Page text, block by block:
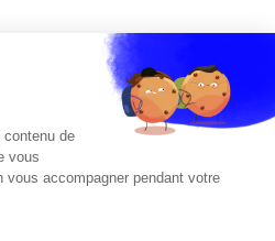
: Exercez vos droits
Frennly